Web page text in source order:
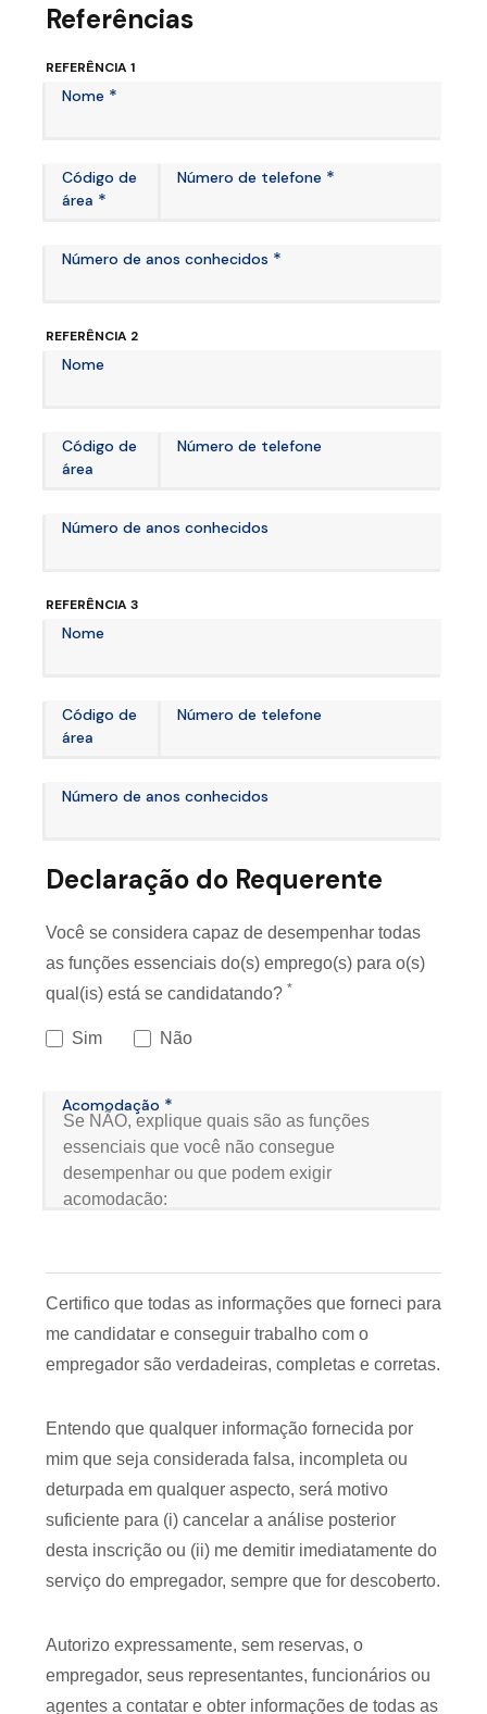
Referências
REFERÊNCIA 1
Nome *
Código de
área *
Número de telefone *
Número de anos conhecidos *
REFERÊNCIA 2
Nome
Código de
área
Número de telefone
Número de anos conhecidos
REFERÊNCIA 3
Nome
Código de
área
Número de telefone
Número de anos conhecidos
Declaração do Requerente
Você se considera capaz de desempenhar todas
as funções essenciais do(s) emprego(s) para o(s)
qual(is) está se candidatando? *
Sim Não
Acomodação *
Certifico que todas as informações que forneci para
me candidatar e conseguir trabalho com o
empregador são verdadeiras, completas e corretas.
Entendo que qualquer informação fornecida por
mim que seja considerada falsa, incompleta ou
deturpada em qualquer aspecto, será motivo
suficiente para (i) cancelar a análise posterior
desta inscrição ou (ii) me demitir imediatamente do
serviço do empregador, sempre que for descoberto.
Autorizo expressamente, sem reservas, o
empregador, seus representantes, funcionários ou
agentes a contatar e obter informações de todas as